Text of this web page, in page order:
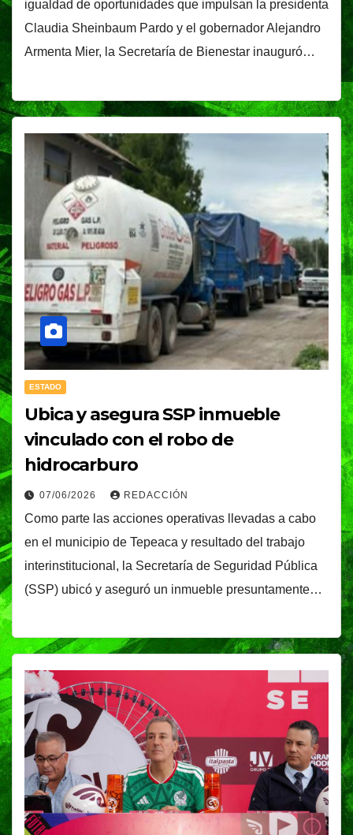
igualdad de oportunidades que impulsan la presidenta
Claudia Sheinbaum Pardo y el gobernador Alejandro
Armenta Mier, la Secretaría de Bienestar inauguró…
ESTADO
Ubica y asegura SSP inmueble
vinculado con el robo de
hidrocarburo
07/06/2026 REDACCIÓN
Como parte las acciones operativas llevadas a cabo
en el municipio de Tepeaca y resultado del trabajo
interinstitucional, la Secretaría de Seguridad Pública
(SSP) ubicó y aseguró un inmueble presuntamente…